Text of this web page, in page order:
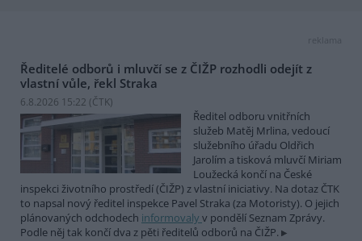
reklama
Ředitelé odborů i mluvčí se z ČIŽP rozhodli odejít z
vlastní vůle, řekl Straka
6.8.2026 15:22 (ČTK)
Ředitel odboru vnitřních
služeb Matěj Mrlina, vedoucí
služebního úřadu Oldřich
Jarolím a tisková mluvčí Miriam
Loužecká končí na České
inspekci životního prostředí (ČIŽP) z vlastní iniciativy. Na dotaz ČTK
to napsal nový ředitel inspekce Pavel Straka (za Motoristy). O jejich
plánovaných odchodech informovaly v pondělí Seznam Zprávy.
Podle něj tak končí dva z pěti ředitelů odborů na ČIŽP.